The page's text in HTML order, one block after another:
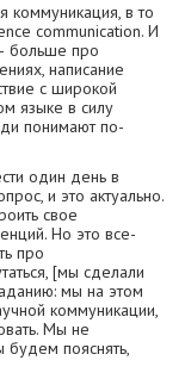
коммуникация, в то
communication. И
больше про
написание
с широкой
языке в силу
понимают по-
один день в
и это актуально.
свое
Но это все-
про
[мы сделали
мы на этом
коммуникации,
Мы не
будем пояснять,